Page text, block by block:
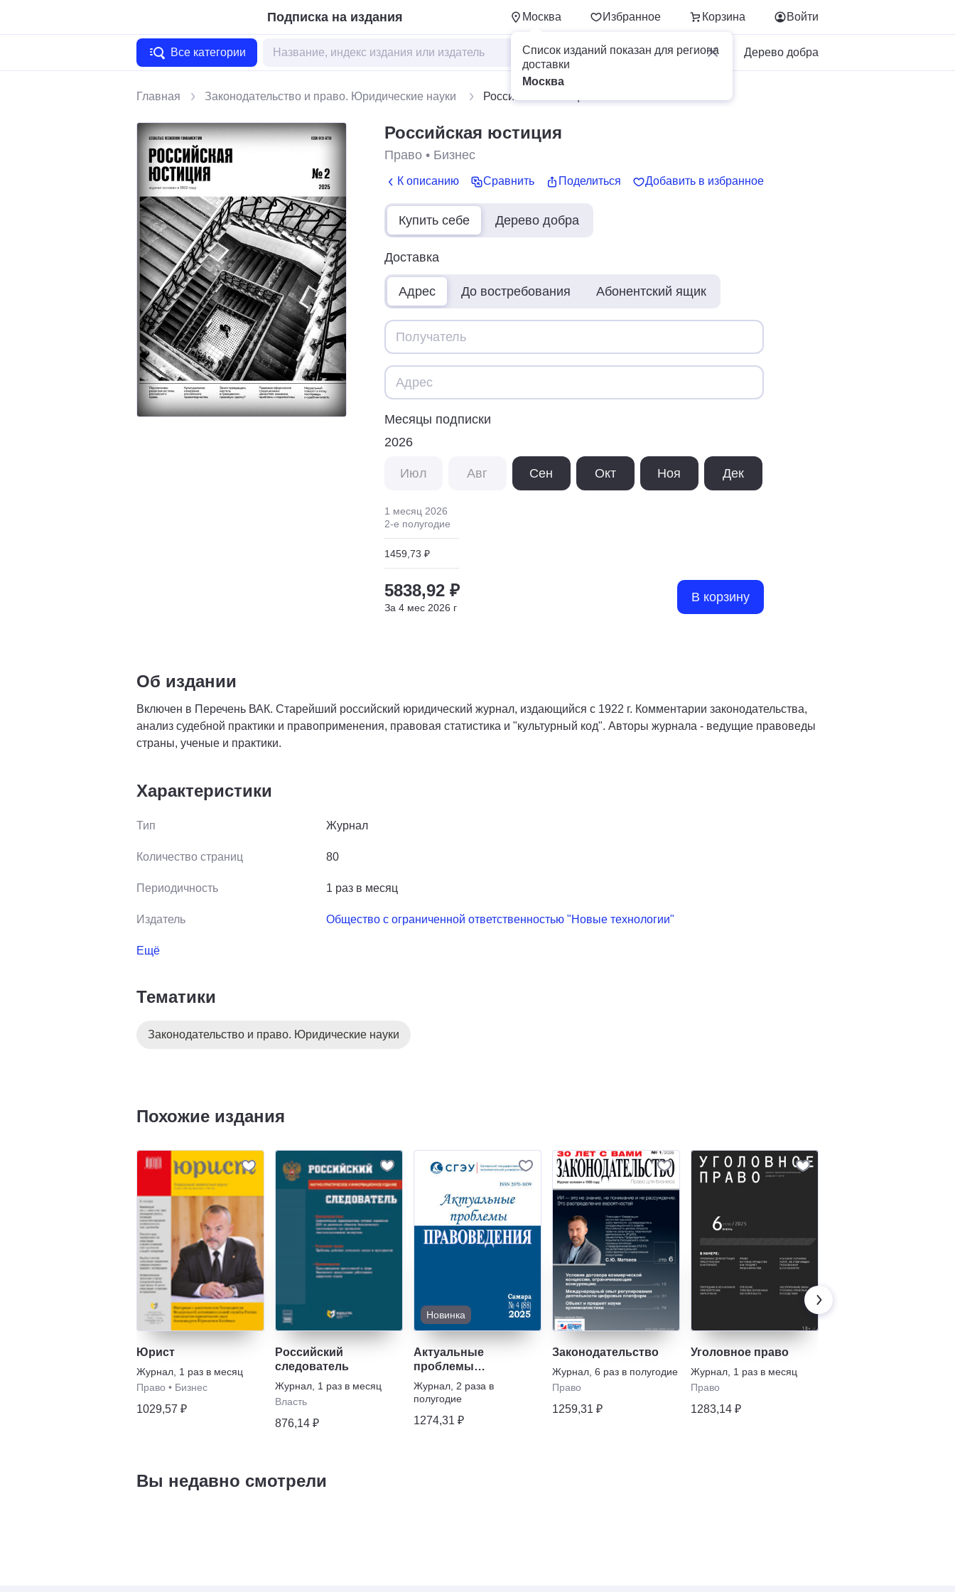
Подписка на издания Москва Избранное Корзина
Список изданий показан для региона
доставки
Москва
Войти
Все категории Для бизнеса Дерево добра
Главная Законодательство и право. Юридические науки Российская юстиция
Российская юстиция
Право • Бизнес
К описанию Сравнить Поделиться Добавить в избранное
Купить себе Дерево добра
Доставка
Адрес До востребования Абонентский ящик
Месяцы подписки
2026
Июл Авг Сен Окт Ноя Дек
1 месяц 2026
2-е полугодие
1459,73 ₽
5838,92 ₽
За 4 мес 2026 г
В корзину
Об издании
Включен в Перечень ВАК. Старейший российский юридический журнал, издающийся с 1922 г. Комментарии законодательства,
анализ судебной практики и правоприменения, правовая статистика и "культурный код". Авторы журнала - ведущие правоведы
страны, ученые и практики.
Характеристики
Тип Журнал
Количество страниц 80
Периодичность 1 раз в месяц
Издатель Общество с ограниченной ответственностью "Новые технологии"
Ещё
Тематики
Законодательство и право. Юридические науки
Похожие издания
Юрист
Журнал 1 раз в месяц
Право • Бизнес
1029,57 ₽
Российский
следователь
Журнал 1 раз в месяц
Власть
876,14 ₽
Новинка
Актуальные
проблемы
правоведения
Журнал 2 раза в
полугодие
1274,31 ₽
Законодательство
Журнал 6 раз в полугодие
Право
1259,31 ₽
Уголовное право
Журнал 1 раз в месяц
Право
1283,14 ₽
Вы недавно смотрели